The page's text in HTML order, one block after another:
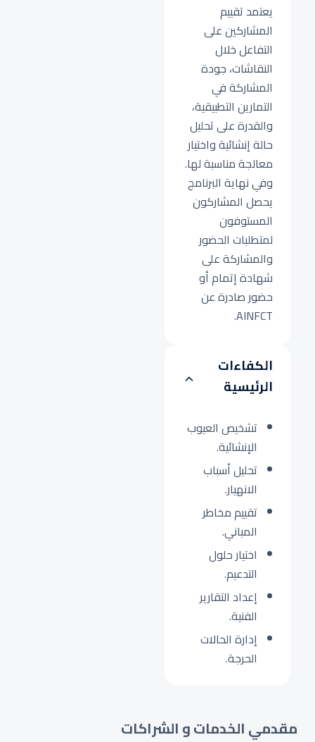
يعتمد تقييم
المشاركين على
التفاعل خلال
النقاشات، جودة
المشاركة في
التمارين التطبيقية،
والقدرة على تحليل
حالة إنشائية واختيار
معالجة مناسبة لها.
وفي نهاية البرنامج
يحصل المشاركون
المستوفون
لمتطلبات الحضور
والمشاركة على
شهادة إتمام أو
حضور صادرة عن
AINFCT.
الكفاءات
الرئيسية
تشخيص العيوب
الإنشائية.
تحليل أسباب
الانهيار.
تقييم مخاطر
المباني.
اختيار حلول
التدعيم.
إعداد التقارير
الفنية.
إدارة الحالات
الحرجة.
مقدمي الخدمات و الشراكات